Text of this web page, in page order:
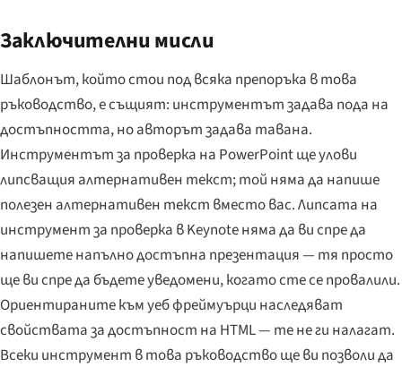
Заключителни мисли
Шаблонът, който стои под всяка препоръка в това
ръководство, е същият: инструментът задава пода на
достъпността, но авторът задава тавана.
Инструментът за проверка на PowerPoint ще улови
липсващия алтернативен текст; той няма да напише
полезен алтернативен текст вместо вас. Липсата на
инструмент за проверка в Keynote няма да ви спре да
напишете напълно достъпна презентация — тя просто
ще ви спре да бъдете уведомени, когато сте се провалили.
Ориентираните към уеб фреймуърци наследяват
свойствата за достъпност на HTML — те не ги налагат.
Всеки инструмент в това ръководство ще ви позволи да